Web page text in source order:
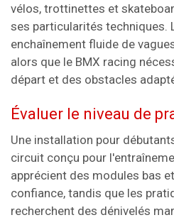
vélos, trottinettes et
ses particularités techniques.
enchaînement fluide de
alors que le BMX racing
départ et des obstacles
Évaluer le niveau de
Une installation pour
circuit conçu pour
apprécient des modules bas
confiance, tandis que les
recherchent des dénivelés